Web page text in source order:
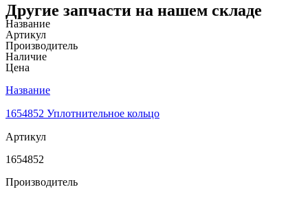
Другие запчасти на нашем складе
Название
Артикул
Производитель
Наличие
Цена
Название
1654852 Уплотнительное кольцо
Артикул
1654852
Производитель